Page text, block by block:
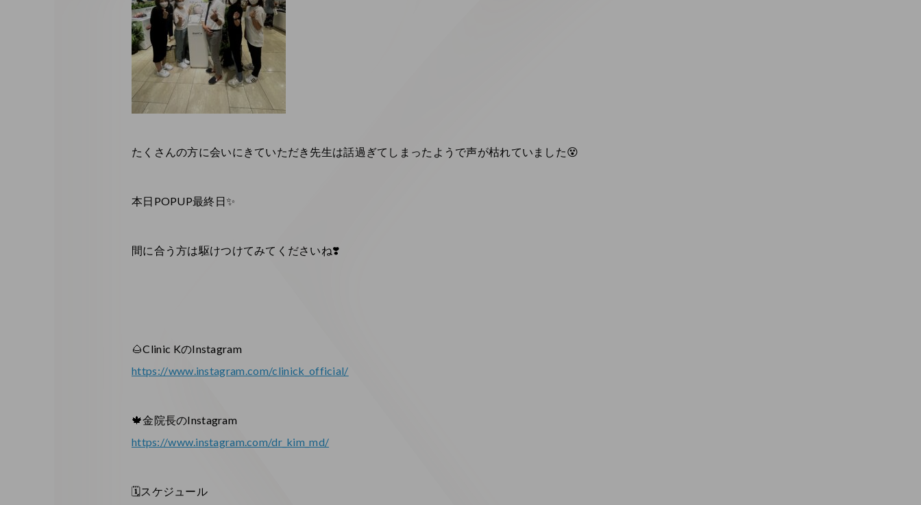
たくさんの方に会いにきていただき先生は話過ぎてしまったようで声が枯れていました😵
本日POPUP最終日✨
間に合う方は駆けつけてみてくださいね❣️
🌰Clinic KのInstagram
https://www.instagram.com/clinick_official/
🍁金院長のInstagram
https://www.instagram.com/dr_kim_md/
🗓スケジュール